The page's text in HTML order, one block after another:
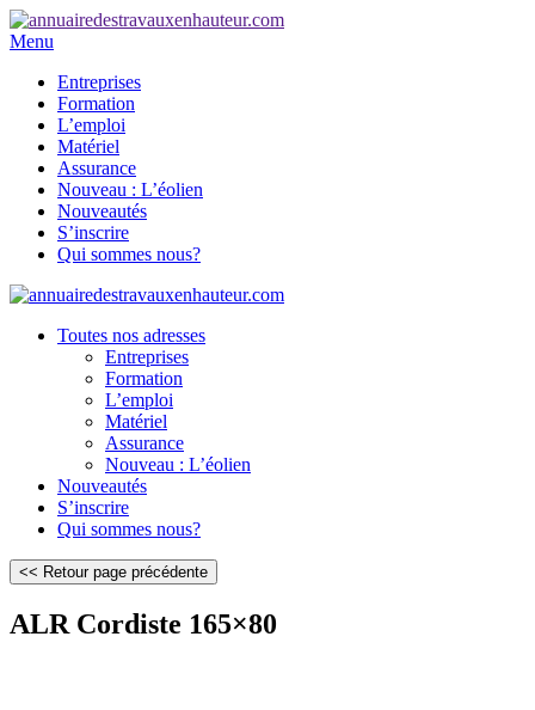
Menu
Entreprises
Formation
L’emploi
Matériel
Assurance
Nouveau : L’éolien
Nouveautés
S’inscrire
Qui sommes nous?
Toutes nos adresses
Entreprises
Formation
L’emploi
Matériel
Assurance
Nouveau : L’éolien
Nouveautés
S’inscrire
Qui sommes nous?
ALR Cordiste 165×80